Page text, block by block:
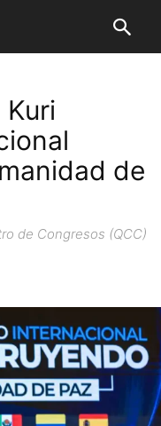
de
de Congresos (QCC)